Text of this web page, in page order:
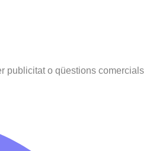
publicitat o qüestions comercials